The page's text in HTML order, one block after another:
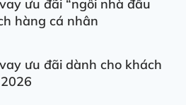
ưu đãi “ngôi nhà đầu
hàng cá nhân
ưu đãi dành cho khách